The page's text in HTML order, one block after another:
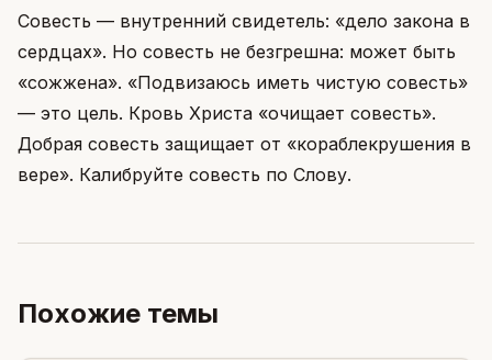
Совесть — внутренний свидетель: «дело закона в
сердцах». Но совесть не безгрешна: может быть
«сожжена». «Подвизаюсь иметь чистую совесть»
— это цель. Кровь Христа «очищает совесть».
Добрая совесть защищает от «кораблекрушения в
вере». Калибруйте совесть по Слову.
Похожие темы